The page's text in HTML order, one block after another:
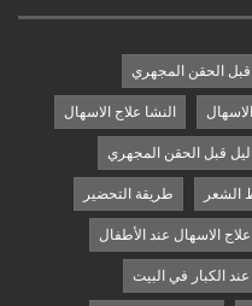
قبل الحقن المجهري
النشا علاج الاسهال
قبل الحقن المجهري
الشعر طريقة التحضير
علاج الاسهال عند الأطفال
الكبار في البيت